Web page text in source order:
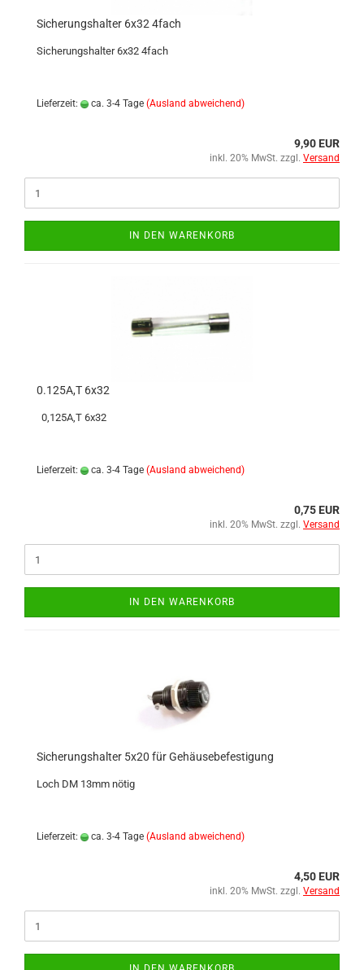
Sicherungshalter 6x32 4fach
Sicherungshalter 6x32 4fach
Lieferzeit: ca. 3-4 Tage (Ausland abweichend)
9,90 EUR
inkl. 20% MwSt. zzgl. Versand
IN DEN WARENKORB
0.125A,T 6x32
0,125A,T 6x32
Lieferzeit: ca. 3-4 Tage (Ausland abweichend)
0,75 EUR
inkl. 20% MwSt. zzgl. Versand
IN DEN WARENKORB
Sicherungshalter 5x20 für Gehäusebefestigung
Loch DM 13mm nötig
Lieferzeit: ca. 3-4 Tage (Ausland abweichend)
4,50 EUR
inkl. 20% MwSt. zzgl. Versand